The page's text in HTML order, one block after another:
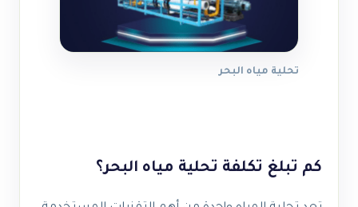
تحلية مياه البحر
كم تبلغ تكلفة تحلية مياه البحر؟